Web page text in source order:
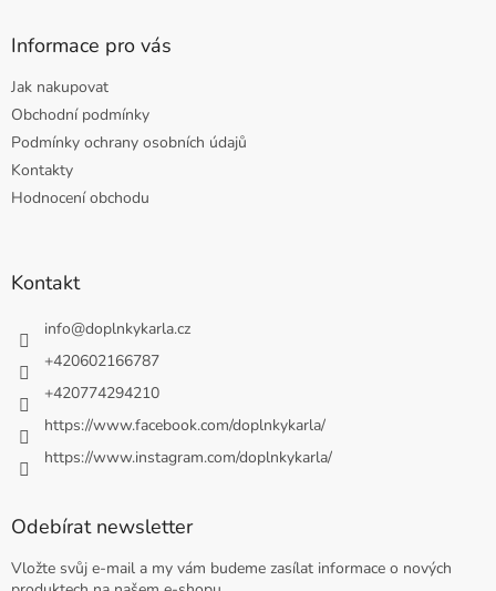
Informace pro vás
Jak nakupovat
Obchodní podmínky
Podmínky ochrany osobních údajů
Kontakty
Hodnocení obchodu
Kontakt
info@doplnkykarla.cz
+420602166787
+420774294210
https://www.facebook.com/doplnkykarla/
https://www.instagram.com/doplnkykarla/
Odebírat newsletter
Vložte svůj e-mail a my vám budeme zasílat informace o nových